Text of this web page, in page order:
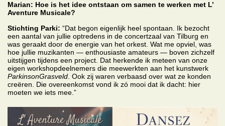
Marian: Hoe is het idee ontstaan om samen te werken met L’
Aventure Musicale?
Stichting Parki: “Dat begon eigenlijk heel spontaan. Ik bezocht
een aantal van jullie optredens in de concertzaal van Tilburg en
was geraakt door de energie van het orkest. Wat me opviel, was
hoe jullie muzikanten — enthousiaste amateurs — boven zichzelf
uitstijgen tijdens een project. Dat herkende ik meteen van onze
eigen workshopdeelnemers die meewerkten aan het kunstwerk
ParkinsonGrasveld . Ook zij waren verbaasd over wat ze konden
creëren. Die overeenkomst vond ik zó mooi dat ik dacht: hier
moeten we iets mee.”